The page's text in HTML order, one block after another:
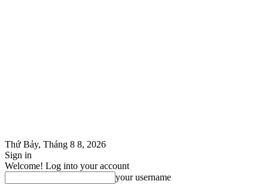
Thứ Bảy, Tháng 8 8, 2026
Sign in
Welcome! Log into your account
your username